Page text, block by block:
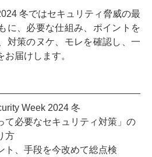
冬ではセキュリティ脅威の最
に、必要な仕組み、ポイントを
対策のヌケ、モレを確認し、一
届けします。
Week 2024 冬
て必要なセキュリティ対策」の
方
ト、手段を今改めて総点検